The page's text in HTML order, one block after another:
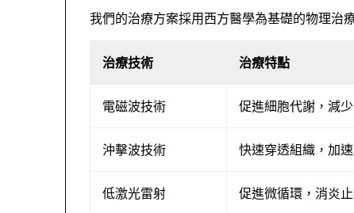
我們的治療方案採用西方醫學為基礎的物理治
治療技術 治療特點
電磁波技術 促進細胞代謝，減
沖擊波技術 快速穿透組織，加
低激光雷射 促進微循環，消炎